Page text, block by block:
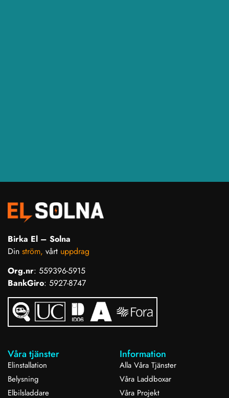
Birka El – Solna
Din ström, vårt uppdrag
Org.nr: 559396-5915
BankGiro: 5927-8747
Våra tjänster
Elinstallation
Belysning
Elbilsladdare
Information
Alla Våra Tjänster
Våra Laddboxar
Våra Projekt